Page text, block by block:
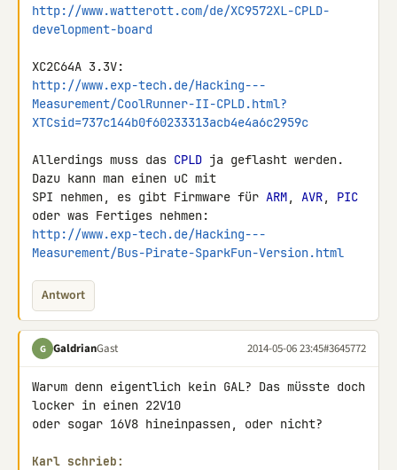
http://www.watterott.com/de/XC9572XL-CPLD-
development-board
http://www.exp-tech.de/Hacking---
Measurement/CoolRunner-II-CPLD.html?
XTCsid=737c144b0f60233313acb4e4a6c2959c
Allerdings muss das CPLD ja geflasht werden.
Dazu kann man einen uC mit
SPI nehmen, es gibt Firmware für ARM, AVR, PIC
http://www.exp-tech.de/Hacking---
Measurement/Bus-Pirate-SparkFun-Version.html
Antwort
G GaldrianGast 2014-05-06 23:45#3645772
Warum denn eigentlich kein GAL? Das müsste doch
locker in einen 22V10
oder sogar 16V8 hineinpassen, oder nicht?
Karl schrieb: